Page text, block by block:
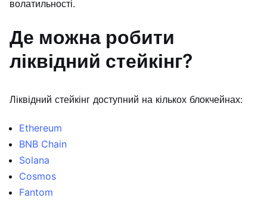
волатильності.
Де можна робити
ліквідний стейкінг?
Ліквідний стейкінг доступний на кількох блокчейнах:
Ethereum
BNB Chain
Solana
Cosmos
Fantom